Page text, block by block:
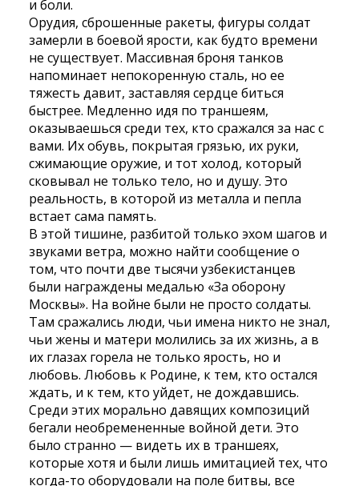
и боли.
Орудия, сброшенные ракеты, фигуры солдат
замерли в боевой ярости, как будто времени
не существует. Массивная броня танков
напоминает непокоренную сталь, но ее
тяжесть давит, заставляя сердце биться
быстрее. Медленно идя по траншеям,
оказываешься среди тех, кто сражался за нас с
вами. Их обувь, покрытая грязью, их руки,
сжимающие оружие, и тот холод, который
сковывал не только тело, но и душу. Это
реальность, в которой из металла и пепла
встает сама память.
В этой тишине, разбитой только эхом шагов и
звуками ветра, можно найти сообщение о
том, что почти две тысячи узбекистанцев
были награждены медалью «За оборону
Москвы». На войне были не просто солдаты.
Там сражались люди, чьи имена никто не знал,
чьи жены и матери молились за их жизнь, а в
их глазах горела не только ярость, но и
любовь. Любовь к Родине, к тем, кто остался
ждать, и к тем, кто уйдет, не дождавшись.
Среди этих морально давящих композиций
бегали необремененные войной дети. Это
было странно — видеть их в траншеях,
которые хотя и были лишь имитацией тех, что
когда-то оборудовали на поле битвы, все